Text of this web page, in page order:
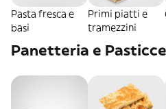
Pasta fresca e
basi
Primi piatti e
tramezzini
Panetteria e